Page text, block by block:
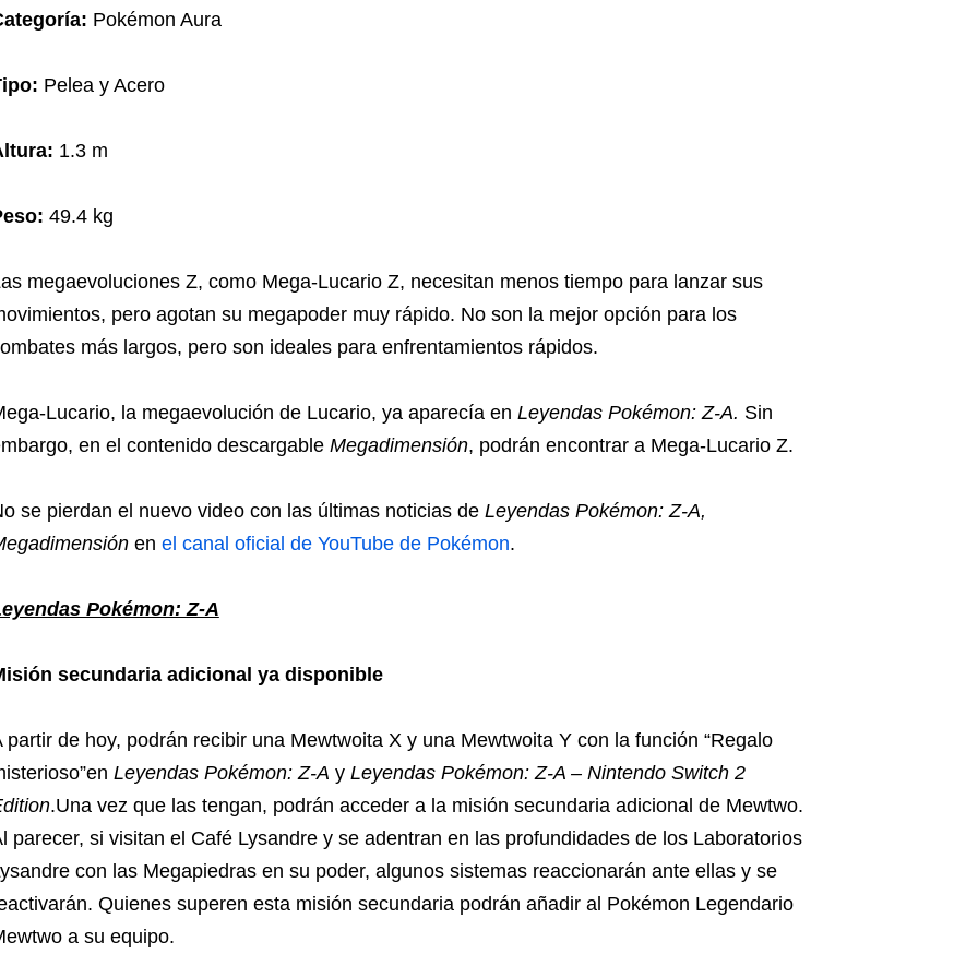
Pokémon Aura
Pelea y Acero
1.3 m
49.4 kg
megaevoluciones Z, como Mega-Lucario Z, necesitan menos tiempo para lanzar sus
pero agotan su megapoder muy rápido. No son la mejor opción para los
más largos, pero son ideales para enfrentamientos rápidos.
Lucario, la megaevolución de Lucario, ya aparecía en Leyendas Pokémon: Z-A. Sin
en el contenido descargable Megadimensión, podrán encontrar a Mega-Lucario Z.
se pierdan el nuevo video con las últimas noticias de Leyendas Pokémon: Z-A,
en el canal oficial de YouTube de Pokémon.
Pokémon: Z-A
secundaria adicional ya disponible
partir de hoy, podrán recibir una Mewtwoita X y una Mewtwoita Y con la función “Regalo
Leyendas Pokémon: Z-A y Leyendas Pokémon: Z-A – Nintendo Switch 2
.Una vez que las tengan, podrán acceder a la misión secundaria adicional de Mewtwo.
parecer, si visitan el Café Lysandre y se adentran en las profundidades de los Laboratorios
con las Megapiedras en su poder, algunos sistemas reaccionarán ante ellas y se
Quienes superen esta misión secundaria podrán añadir al Pokémon Legendario
a su equipo.